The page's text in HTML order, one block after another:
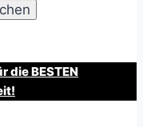
die BESTEN